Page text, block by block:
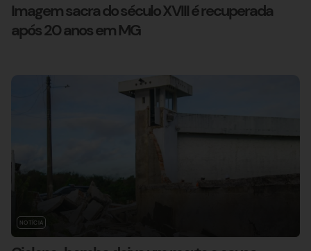
Imagem sacra do século XVIII é recuperada
após 20 anos em MG
NOTÍCIA